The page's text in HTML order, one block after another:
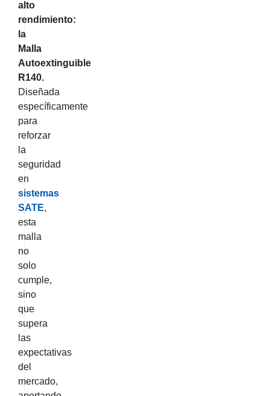
alto
rendimiento:
la
Malla
Autoextinguible
R140.
Diseñada
específicamente
para
reforzar
la
seguridad
en
sistemas
SATE,
esta
malla
no
solo
cumple,
sino
que
supera
las
expectativas
del
mercado,